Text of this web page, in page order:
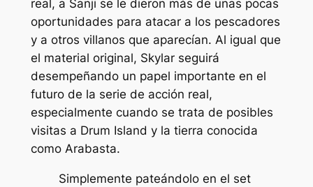
real, a Sanji se le dieron más de unas pocas
oportunidades para atacar a los pescadores
y a otros villanos que aparecían. Al igual que
el material original, Skylar seguirá
desempeñando un papel importante en el
futuro de la serie de acción real,
especialmente cuando se trata de posibles
visitas a Drum Island y la tierra conocida
como Arabasta.
Simplemente pateándolo en el set